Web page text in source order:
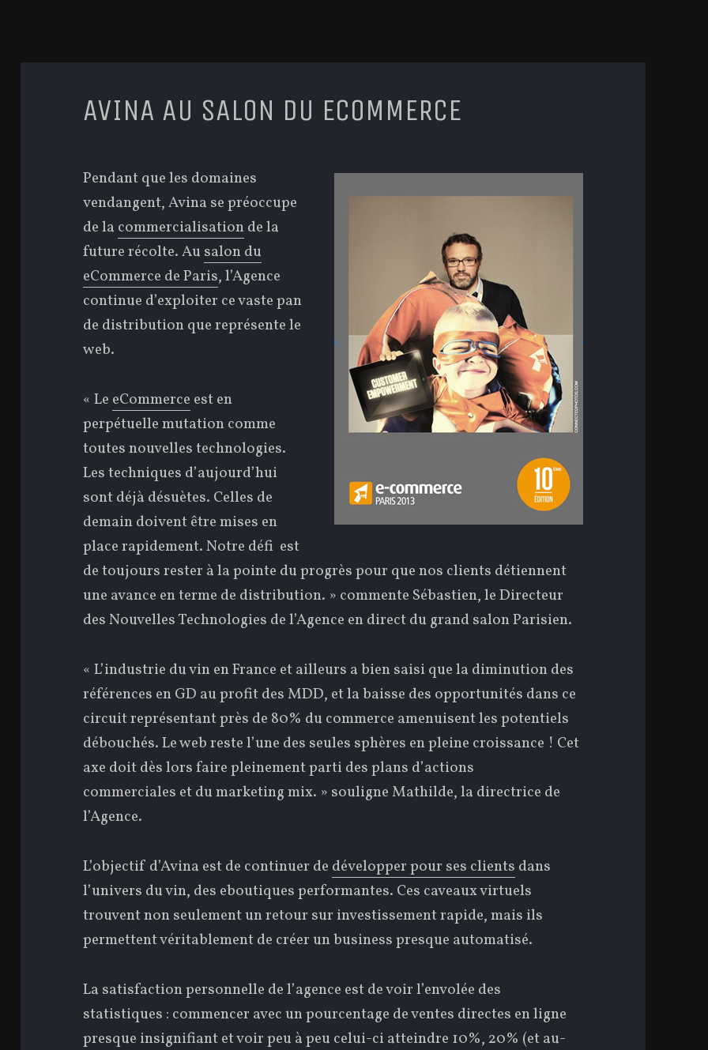
AVINA AU SALON DU ECOMMERCE
Pendant que les domaines
vendangent, Avina se préoccupe
de la commercialisationde la
future récolte. Au salon du
eCommerce de Paris, l’Agence
continue d’exploiter ce vaste pan
de distribution que représente le
web.
« Le eCommerce est en
perpétuelle mutation comme
toutes nouvelles technologies.
Les techniques d’aujourd’hui
sont déjà désuètes. Celles de
demain doivent être mises en
place rapidement. Notre défi est
de toujours rester à la pointe du progrès pour que nos clients détiennent
une avance en terme de distribution. » commente Sébastien, le Directeur
des Nouvelles Technologies de l’Agence en direct du grand salon Parisien.
« L’industrie du vin en France et ailleurs a bien saisi que la diminution des
références en GD au profit des MDD, et la baisse des opportunités dans ce
circuit représentant près de 80% du commerce amenuisent les potentiels
débouchés. Le web reste l’une des seules sphères en pleine croissance ! Cet
axe doit dès lors faire pleinement parti des plans d’actions
commerciales et du marketing mix. » souligne Mathilde, la directrice de
l’Agence.
L’objectif d’Avina est de continuer de développer pour ses clients dans
l’univers du vin, des eboutiques performantes. Ces caveaux virtuels
trouvent non seulement un retour sur investissement rapide, mais ils
permettent véritablement de créer un business presque automatisé.
La satisfaction personnelle de l’agence est de voir l’envolée des
statistiques : commencer avec un pourcentage de ventes directes en ligne
presque insignifiant et voir peu à peu celui-ci atteindre 10%, 20% (et au-